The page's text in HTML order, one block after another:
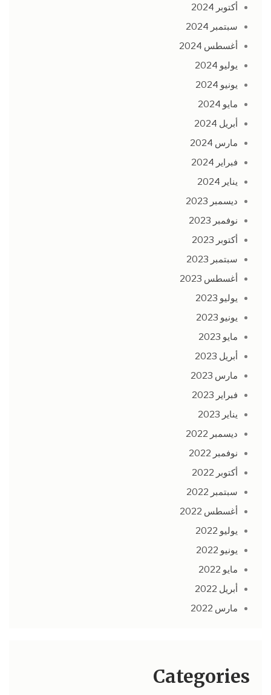
أكتوبر 2024
سبتمبر 2024
أغسطس 2024
يوليو 2024
يونيو 2024
مايو 2024
أبريل 2024
مارس 2024
فبراير 2024
يناير 2024
ديسمبر 2023
نوفمبر 2023
أكتوبر 2023
سبتمبر 2023
أغسطس 2023
يوليو 2023
يونيو 2023
مايو 2023
أبريل 2023
مارس 2023
فبراير 2023
يناير 2023
ديسمبر 2022
نوفمبر 2022
أكتوبر 2022
سبتمبر 2022
أغسطس 2022
يوليو 2022
يونيو 2022
مايو 2022
أبريل 2022
مارس 2022
Categories